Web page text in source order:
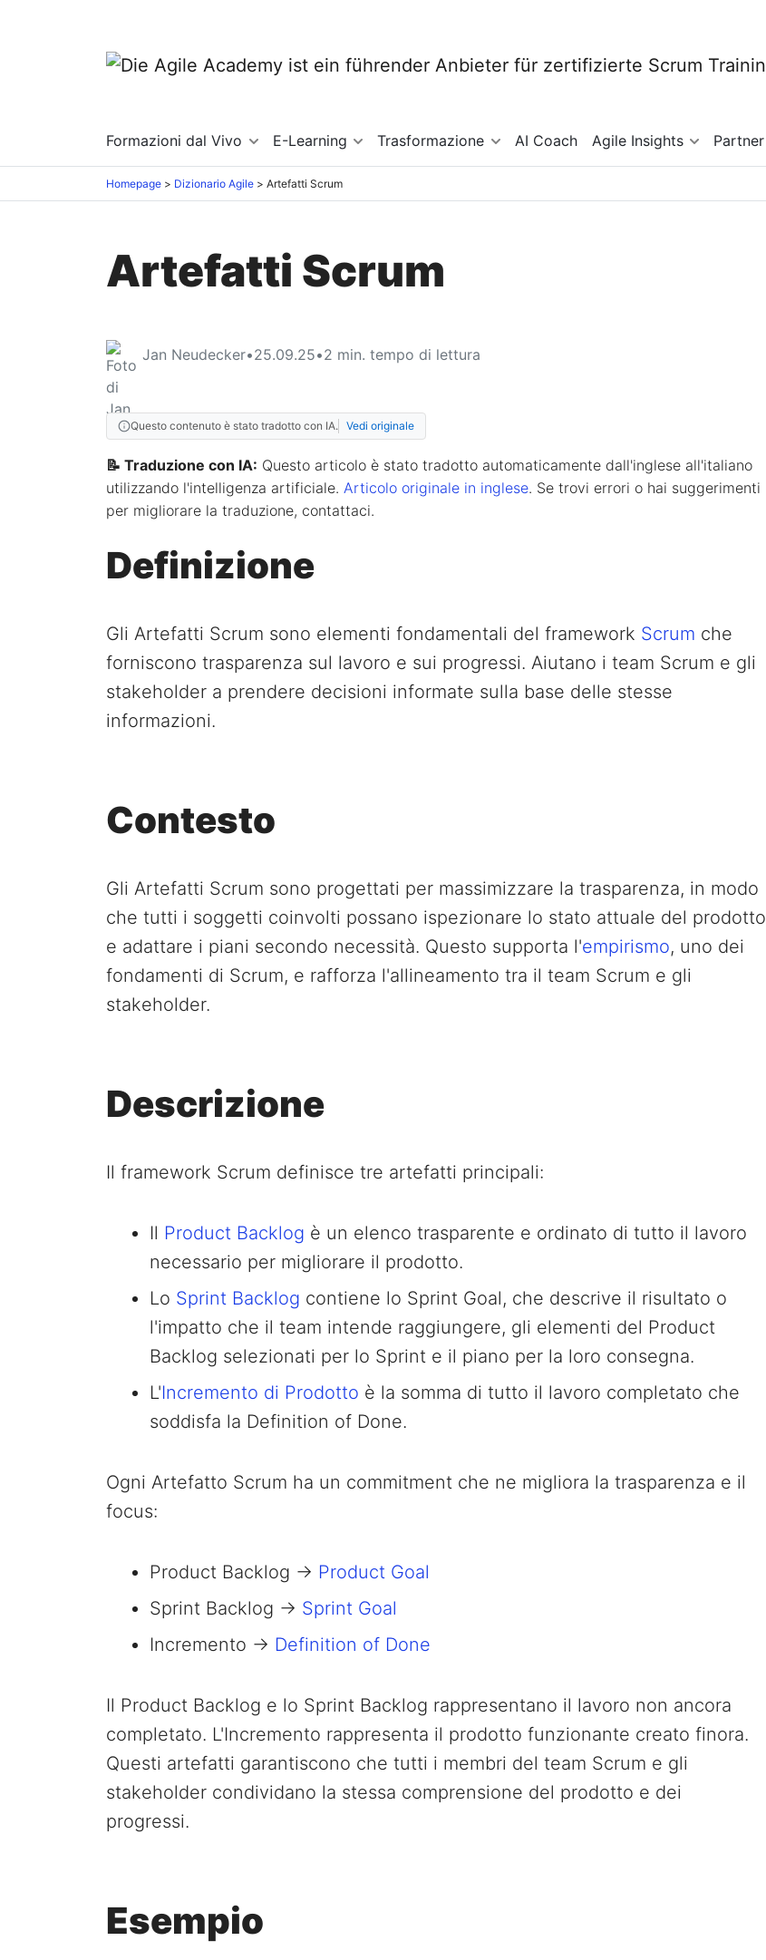
Formazioni dal Vivo E-Learning Trasformazione AI Coach Agile Insights Partner
Homepage Dizionario Agile Artefatti Scrum
Artefatti Scrum
Jan Neudecker•25.09.25•2 min. tempo di lettura
Questo contenuto è stato tradotto con IA. Vedi originale
📝 Traduzione con IA: Questo articolo è stato tradotto automaticamente dall'inglese all'italiano
utilizzando l'intelligenza artificiale. Articolo originale in inglese. Se trovi errori o hai suggerimenti
per migliorare la traduzione, contattaci.
Definizione
Gli Artefatti Scrum sono elementi fondamentali del framework Scrum che
forniscono trasparenza sul lavoro e sui progressi. Aiutano i team Scrum e gli
stakeholder a prendere decisioni informate sulla base delle stesse
informazioni.
Contesto
Gli Artefatti Scrum sono progettati per massimizzare la trasparenza, in modo
che tutti i soggetti coinvolti possano ispezionare lo stato attuale del prodotto
e adattare i piani secondo necessità. Questo supporta l'empirismo, uno dei
fondamenti di Scrum, e rafforza l'allineamento tra il team Scrum e gli
stakeholder.
Descrizione
Il framework Scrum definisce tre artefatti principali:
Il Product Backlog è un elenco trasparente e ordinato di tutto il lavoro
necessario per migliorare il prodotto.
Lo Sprint Backlog contiene lo Sprint Goal, che descrive il risultato o
l'impatto che il team intende raggiungere, gli elementi del Product
Backlog selezionati per lo Sprint e il piano per la loro consegna.
L'Incremento di Prodotto è la somma di tutto il lavoro completato che
soddisfa la Definition of Done.
Ogni Artefatto Scrum ha un commitment che ne migliora la trasparenza e il
focus:
Product Backlog → Product Goal
Sprint Backlog → Sprint Goal
Incremento → Definition of Done
Il Product Backlog e lo Sprint Backlog rappresentano il lavoro non ancora
completato. L'Incremento rappresenta il prodotto funzionante creato finora.
Questi artefatti garantiscono che tutti i membri del team Scrum e gli
stakeholder condividano la stessa comprensione del prodotto e dei
progressi.
Esempio